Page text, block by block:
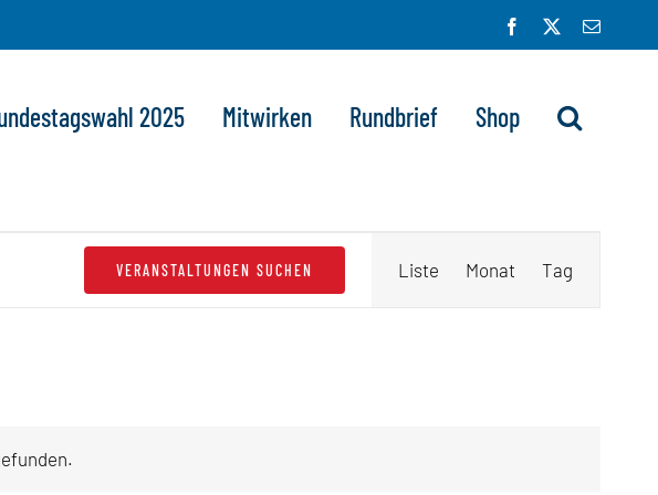
Facebook
E-
2025 Mitwirken Rundbrief Shop
VERANSTALTUNGEN SUCHEN
Ansichten-
Liste Monat Tag